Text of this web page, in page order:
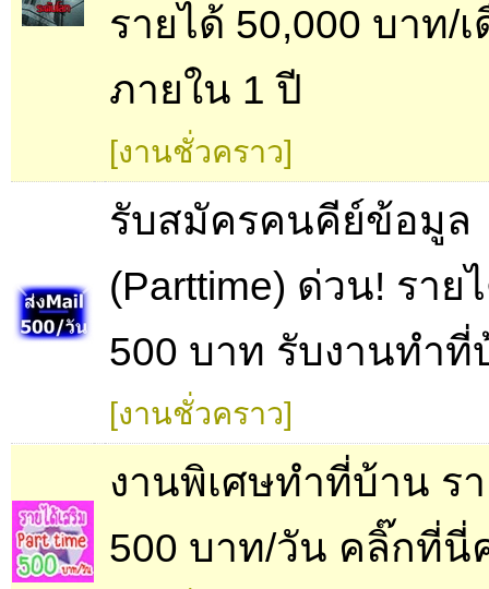
รายได้ 50,000 บาท/
ภายใน 1 ปี
[งานชั่วคราว]
รับสมัครคนคีย์ข้อมูล
(Parttime) ด่วน! ราย
500 บาท รับงานทำที่
[งานชั่วคราว]
งานพิเศษทำที่บ้าน ร
500 บาท/วัน คลิ๊กที่นี่